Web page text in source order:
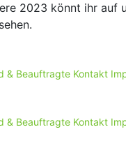
2023 könnt ihr auf
& Beauftragte Kontakt
& Beauftragte Kontakt